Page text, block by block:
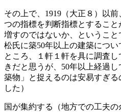
その上で、1919（大正８）以前
つの指標を判断指標とするこ
増すのではないか、というこ
松氏に築50年以上の建築につ
ところ、１軒１軒を具に調査
きだと思うが、50年以上経過
築物」と捉えるのは安易すぎ
した）
国が集約する（地方での工夫